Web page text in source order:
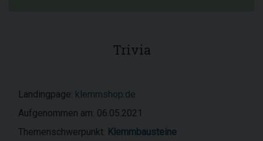
Trivia
Landingpage: klemmshop.de
Aufgenommen am: 06.05.2021
Themenschwerpunkt: Klemmbausteine